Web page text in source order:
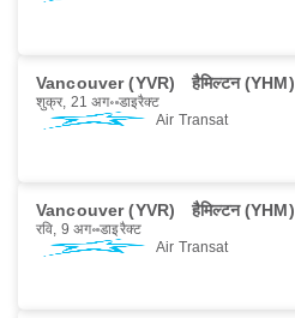
Vancouver (YVR) हैमिल्टन (YHM)
शुक्र, 21 अग॰ डाइरैक्ट
Air Transat
Vancouver (YVR) हैमिल्टन (YHM)
रवि, 9 अग॰ डाइरैक्ट
Air Transat